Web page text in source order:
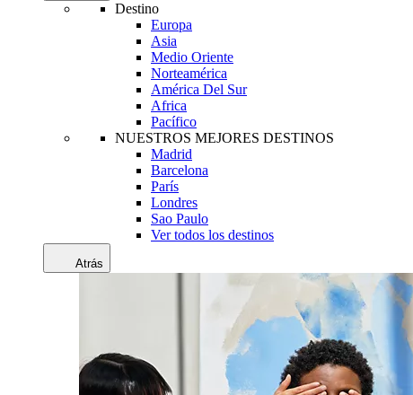
Destino
Europa
Asia
Medio Oriente
Norteamérica
América Del Sur
Africa
Pacífico
NUESTROS MEJORES DESTINOS
Madrid
Barcelona
París
Londres
Sao Paulo
Ver todos los destinos
Atrás